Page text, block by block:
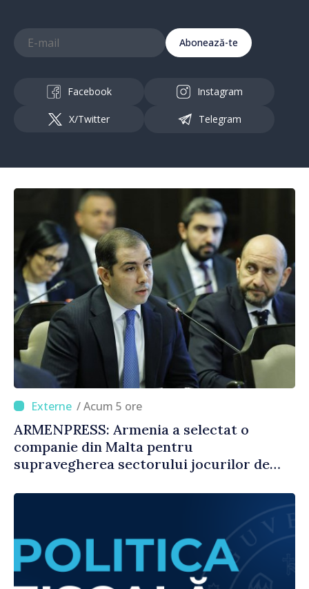
Abonează-te
Facebook Instagram
X/Twitter Telegram
/ Acum 5 ore
ARMENPRESS: Armenia a selectat o
companie din Malta pentru
supravegherea sectorului jocurilor de